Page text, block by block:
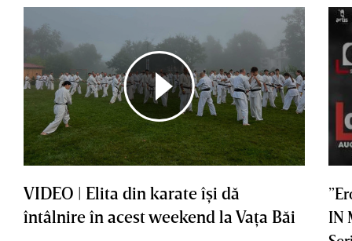
VIDEO | Elita din karate îşi dă
întâlnire în acest weekend la Vaţa Băi
IN